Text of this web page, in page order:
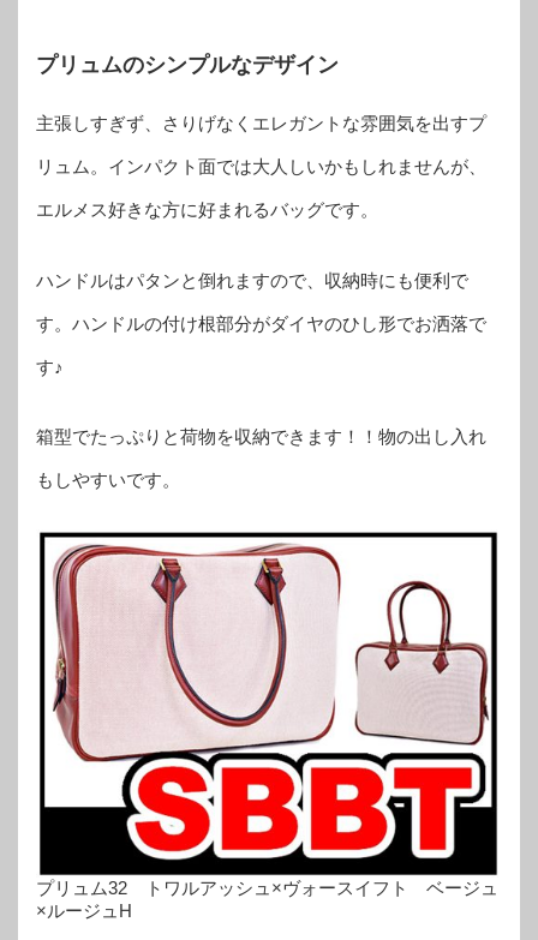
プリュムのシンプルなデザイン
主張しすぎず、さりげなくエレガントな雰囲気を出すプ
リュム。インパクト面では大人しいかもしれませんが、
エルメス好きな方に好まれるバッグです。
ハンドルはパタンと倒れますので、収納時にも便利で
す。ハンドルの付け根部分がダイヤのひし形でお洒落で
す♪
箱型でたっぷりと荷物を収納できます！！物の出し入れ
もしやすいです。
プリュム32 トワルアッシュ×ヴォースイフト ベージュ
×ルージュH